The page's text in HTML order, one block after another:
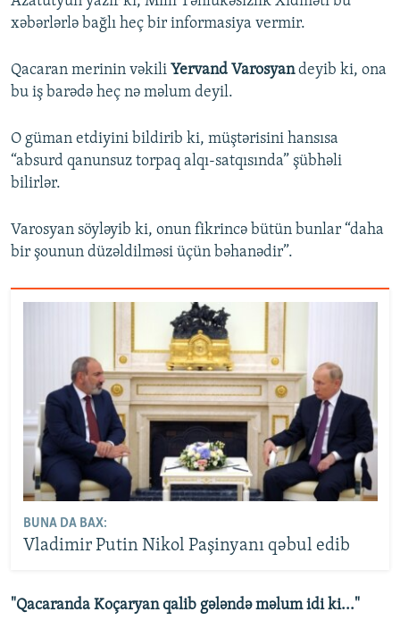
xəbərlərlə bağlı heç bir informasiya vermir.
Qacaran merinin vəkili Yervand Varosyandeyib ki, ona
bu iş barədə heç nə məlum deyil.
O güman etdiyini bildirib ki, müştərisini hansısa
“absurd qanunsuz torpaq alqı-satqısında” şübhəli
bilirlər.
Varosyan söyləyib ki, onun fikrincə bütün bunlar “daha
bir şounun düzəldilməsi üçün bəhanədir”.
BUNA DA BAX:
Vladimir Putin Nikol Paşinyanı qəbul edib
"Qacaranda Koçaryan qalib gələndə məlum idi ki..."